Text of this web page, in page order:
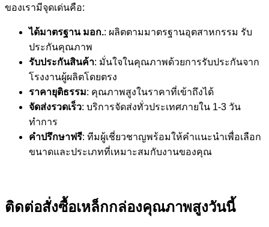
ของเรามีจุดเด่นคือ:
ได้มาตรฐาน มอก.: ผลิตตามมาตรฐานอุตสาหกรรม รับ
ประกันคุณภาพ
รับประกันสินค้า: มั่นใจในคุณภาพด้วยการรับประกันจาก
โรงงานผู้ผลิตโดยตรง
ราคายุติธรรม: คุณภาพสูงในราคาที่เข้าถึงได้
จัดส่งรวดเร็ว: บริการจัดส่งทั่วประเทศภายใน 1-3 วัน
ทำการ
คำปรึกษาฟรี: ทีมผู้เชี่ยวชาญพร้อมให้คำแนะนำเพื่อเลือก
ขนาดและประเภทที่เหมาะสมกับงานของคุณ
ติดต่อสั่งซื้อเหล็กกล่องคุณภาพสูงวันนี้